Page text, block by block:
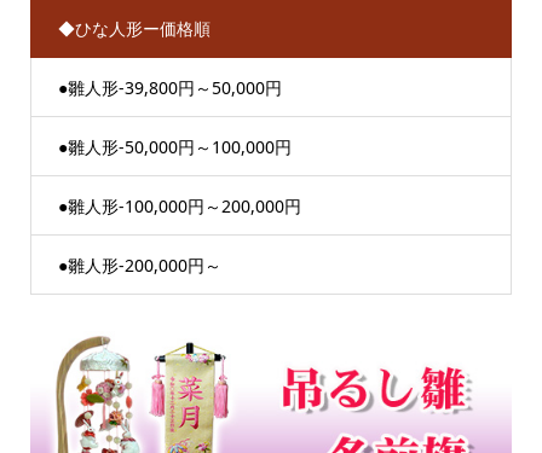
◆ひな人形ー価格順
●雛人形-39,800円～50,000円
●雛人形-50,000円～100,000円
●雛人形-100,000円～200,000円
●雛人形-200,000円～